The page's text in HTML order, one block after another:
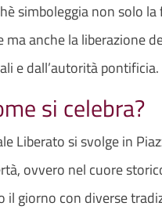
simboleggia non solo la
ma anche la liberazione
e dall’autorità pontificia.
si celebra?
Liberato si svolge in
ovvero nel cuore
il giorno con diverse